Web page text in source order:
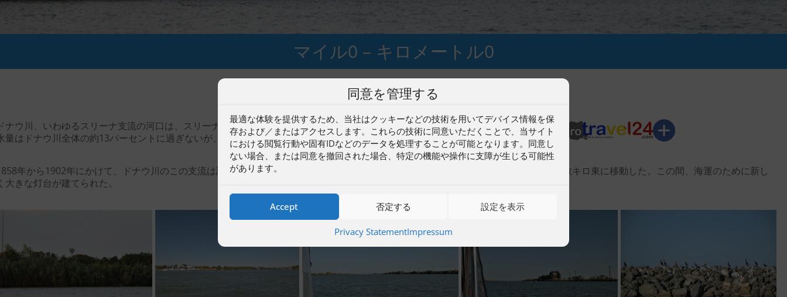
同意を管理する
最適な体験を提供するため、当社はクッキーなどの技術を用いてデバイス情報を保
存および／またはアクセスします。これらの技術に同意いただくことで、当サイト
における閲覧行動や固有IDなどのデータを処理することが可能となります。同意し
ない場合、または同意を撤回された場合、特定の機能や操作に支障が生じる可能性
があります。
Accept 否定する 設定を表示
Privacy StatementImpressum
マイル0 – キロメートル0
ナウ川、いわゆるスリーナ支流の河口は、スリーナの町の真向かいに位置する。スリーナ支流は西から東へ一直線に流れ、分水後の
量はドナウ川全体の約13パーセントに過ぎないが、海運にとって最も重要な支流である。
年から1902年にかけて、ドナウ川のこの支流は調整され、川底が深くなった。河口が詰まるのを防ぐために関門が作られ、河口は数キロ東に移動した。この間、海運のために新し
大きな灯台が建てられた。